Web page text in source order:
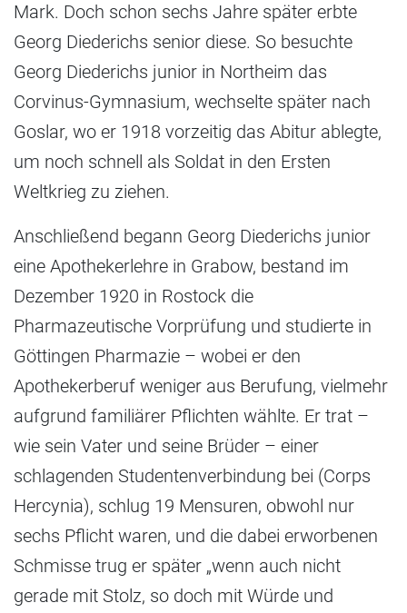
Mark. Doch schon sechs Jahre später erbte
Georg Diederichs senior diese. So besuchte
Georg Diederichs junior in Northeim das
Corvinus-Gymnasium, wechselte später nach
Goslar, wo er 1918 vorzeitig das Abitur ablegte,
um noch schnell als Soldat in den Ersten
Weltkrieg zu ziehen.
Anschließend begann Georg Diederichs junior
eine Apothekerlehre in Grabow, bestand im
Dezember 1920 in Rostock die
Pharmazeutische Vorprüfung und studierte in
Göttingen Pharmazie – wobei er den
Apothekerberuf weniger aus Berufung, vielmehr
aufgrund familiärer Pflichten wählte. Er trat –
wie sein Vater und seine Brüder – einer
schlagenden Studentenverbindung bei (Corps
Hercynia), schlug 19 Mensuren, obwohl nur
sechs Pflicht waren, und die dabei erworbenen
Schmisse trug er später „wenn auch nicht
gerade mit Stolz, so doch mit Würde und